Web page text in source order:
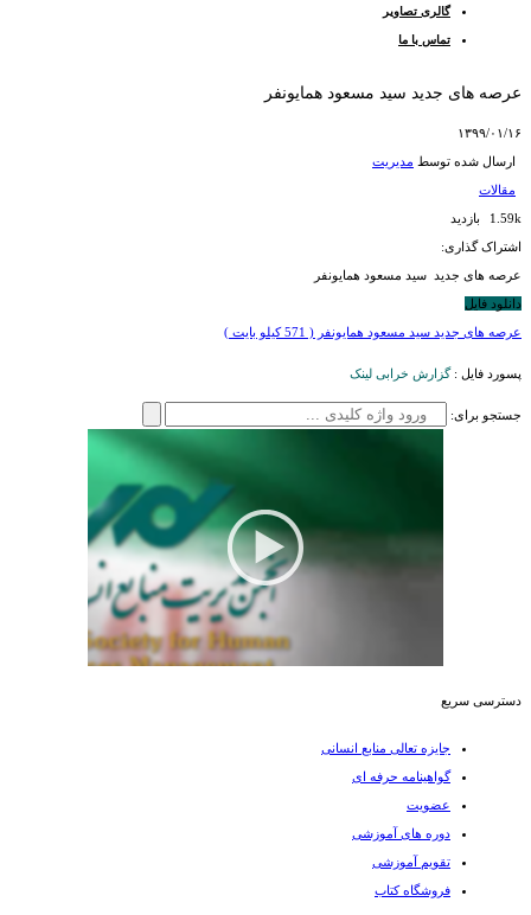
گالری تصاویر
تماس با ما
عرصه های جدید سید مسعود همایونفر
۱۳۹۹/۰۱/۱۶
ارسال شده توسط مدیریت
مقالات
1.59k بازدید
اشتراک گذاری:
عرصه های جدید سید مسعود همایونفر
دانلود فایل
عرصه های جدید سید مسعود همایونفر ( 571 کیلو بایت )
پسورد فایل :گزارش خرابی لینک
جستجو برای:
دسترسی سریع
جایزه تعالی منابع انسانی
گواهینامه حرفه ای
عضویت
دوره های آموزشی
تقویم آموزشی
فروشگاه کتاب